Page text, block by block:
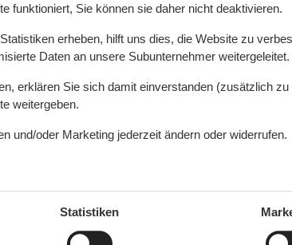
funktioniert, Sie können sie daher nicht deaktivieren.
erheben, hilft uns dies, die Website zu
Daten an unsere Subunternehmer weitergeleitet.
erklären Sie sich damit einverstanden (zusätzlich
weitergeben.
und/oder Marketing jederzeit ändern oder widerrufen.
Statistiken